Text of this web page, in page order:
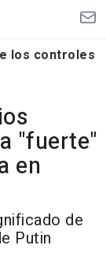
los
"fuerte"
en
de
Putin